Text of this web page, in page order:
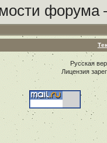
Русская
Лицензия